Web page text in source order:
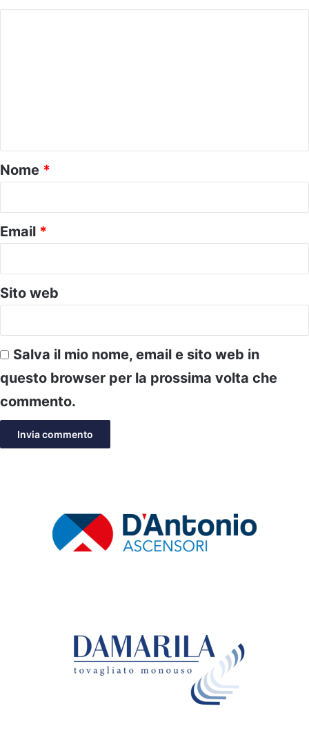
o
*
Nome *
Email *
Sito web
Salva il mio nome, email e sito web in
questo browser per la prossima volta che
commento.